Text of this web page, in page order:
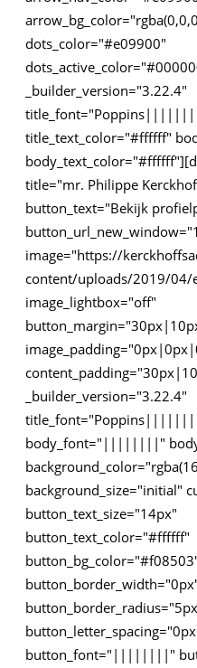
dots_color="#e09900"
_builder_version="3.22.4"
title_text_color="#ffffff"
title="mr. Philippe
button_text="Bekijk
image="https://
content/uploads/2019/04/
image_lightbox="off"
_builder_version="3.22.4"
body_font="||||||||"
background_size="initial"
button_text_size="14px"
button_text_color="#ffffff"
button_font="||||||||"